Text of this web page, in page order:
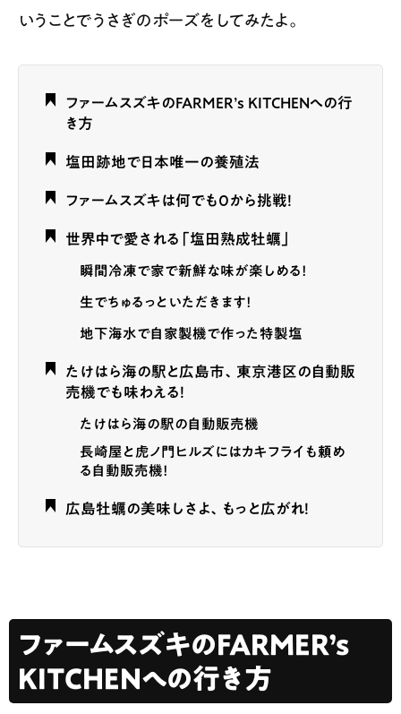
いうことでうさぎのポーズをしてみたよ。
ファームスズキのFARMER’s KITCHENへの行
き方
塩田跡地で日本唯一の養殖法
ファームスズキは何でも0から挑戦！
世界中で愛される「塩田熟成牡蠣」
瞬間冷凍で家で新鮮な味が楽しめる！
生でちゅるっといただきます！
地下海水で自家製機で作った特製塩
たけはら海の駅と広島市、東京港区の自動販
売機でも味わえる！
たけはら海の駅の自動販売機
長崎屋と虎ノ門ヒルズにはカキフライも頼め
る自動販売機！
広島牡蠣の美味しさよ、もっと広がれ！
ファームスズキのFARMER’s
KITCHENへの行き方